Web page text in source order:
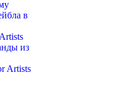
в
из
Artists